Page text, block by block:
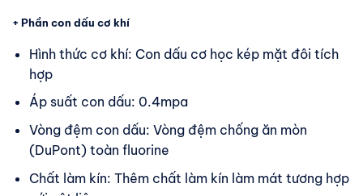
+ Phần con dấu cơ khí
Hình thức cơ khí: Con dấu cơ học kép mặt đôi tích
hợp
Áp suất con dấu: 0.4mpa
Vòng đệm con dấu: Vòng đệm chống ăn mòn
(DuPont) toàn fluorine
Chất làm kín: Thêm chất làm kín làm mát tương hợp